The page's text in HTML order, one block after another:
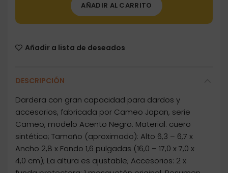
AÑADIR AL CARRITO
Añadir a lista de deseados
DESCRIPCIÓN
Dardera con gran capacidad para dardos y
accesorios, fabricada por Cameo Japan, serie
Cameo, modelo Acento Negro. Material: cuero
sintético; Tamaño (aproximado): Alto 6,3 – 6,7 x
Ancho 2,8 x Fondo 1,6 pulgadas (16,0 – 17,0 x 7,0 x
4,0 cm); La altura es ajustable; Accesorios: 2 x